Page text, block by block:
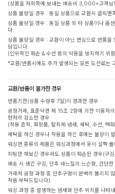
(상품을 저희쪽에 보내는 배송비 3,000+고객
상품 불량일 경우 : 동일 상품으로 교환시 클릭앤
상품 불량일 경우 : 동일 상품 외 타 상품이나
다.
상품 불량일 경우 : 교환이 아닌 변심으로 반품
담입니다.
(인위적인 훼손 & 수선 등의 악용을 방지하기 위
*교환/반품시에도 추가 발생되는 모든 도선료는
교환/반품이 불가한 경우
반품기한(상품 수령후 7일)이 경과한 경우
공정거래, 표준약관 제 15조 2항에 의한 이용자
현저히 감소한 경우
(착용 흔적, 화장품, 탈취제 냄새, 세탁, 수선, 택
세탁을 하신 경우나 착용을 하신 후에는 불량이
워싱면 종류의 제품은 워싱과정에서 옷이 살짝
피팅만 해보신 경우라도 상품이 훼손된 경우(구
배송 시 생긴 구김, 단추 바느질의 느슨함, 간단
거래처 공정 과정 중 단추구멍이 완벽히 뚫리지
착용 부탁드립니다)
워싱 과정 중 발생하는 냄새와 단추 위치를 나타